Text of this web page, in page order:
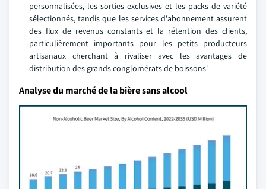
personnalisées, les sorties exclusives et les packs de variété
sélectionnés, tandis que les services d'abonnement assurent
des flux de revenus constants et la rétention des clients,
particulièrement importants pour les petits producteurs
artisanaux cherchant à rivaliser avec les avantages de
distribution des grands conglomérats de boissons'
Analyse du marché de la bière sans alcool